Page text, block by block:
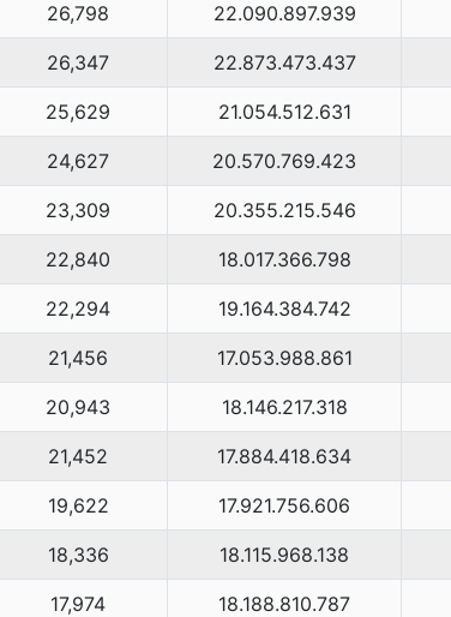
26,798 22.090.897.939
26,347 22.873.473.437
25,629 21.054.512.631
24,627 20.570.769.423
23,309 20.355.215.546
22,840 18.017.366.798
22,294 19.164.384.742
21,456 17.053.988.861
20,943 18.146.217.318
21,452 17.884.418.634
19,622 17.921.756.606
18,336 18.115.968.138
17,974 18.188.810.787